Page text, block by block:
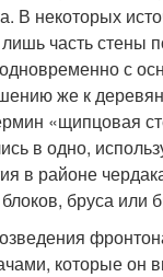
В некоторых
часть стены
с
же к
«щипцовая
в одно,
в районе
бруса или
которые он